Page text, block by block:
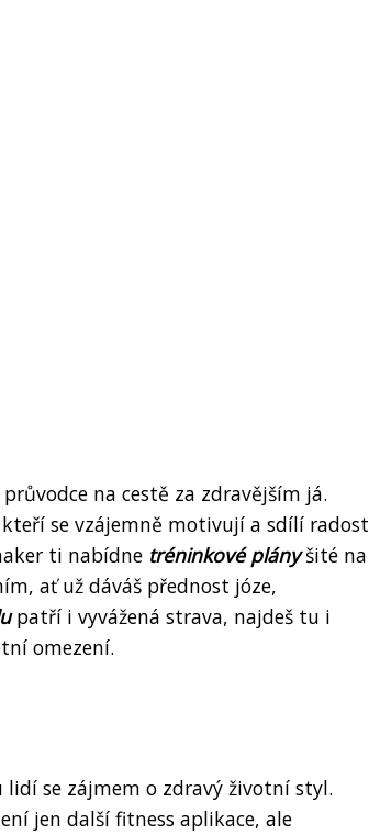
na cestě za zdravějším já.
se vzájemně motivují a sdílí radost
ti nabídne tréninkové plányšité na
ať už dáváš přednost józe,
patří i vyvážená strava, najdeš tu i
omezení.
se zájmem o zdravý životní styl.
jen další fitness aplikace, ale